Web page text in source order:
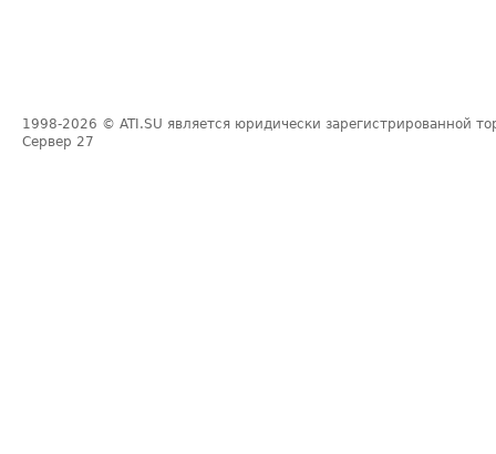
1998-2026 © ATI.SU является юридически зарегистрированной
Сервер 27